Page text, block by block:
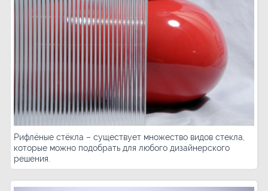
Рифлёные стёкла – существует множество видов стекла,
которые можно подобрать для любого дизайнерского
решения.